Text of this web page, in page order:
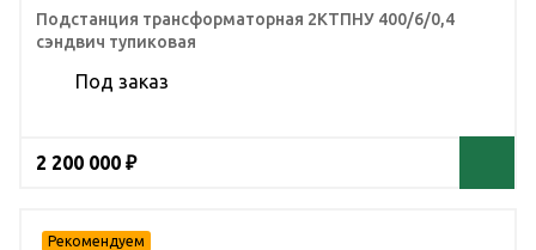
Подстанция трансформаторная 2КТПНУ 400/6/0,4
сэндвич тупиковая
Под заказ
2 200 000 ₽